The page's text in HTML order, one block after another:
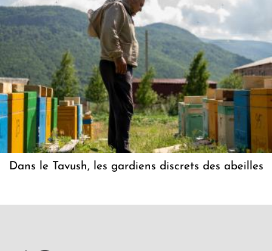
Dans le Tavush, les gardiens discrets des abeilles